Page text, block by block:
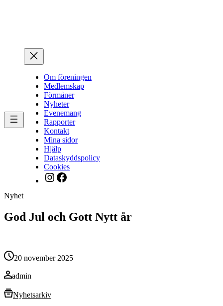
Om föreningen
Medlemskap
Förmåner
Nyheter
Evenemang
Rapporter
Kontakt
Mina sidor
Hjälp
Dataskyddspolicy
Cookies
Instagram
Facebook
Nyhet
God Jul och Gott Nytt år
20 november 2025
admin
Nyhetsarkiv